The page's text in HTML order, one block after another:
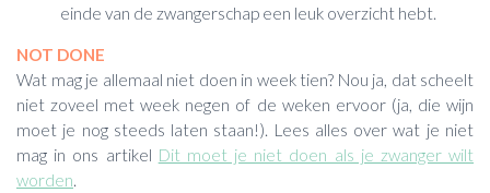
einde van de zwangerschap een leuk overzicht hebt.
NOT DONE
Wat mag je allemaal niet doen in week tien? Nou ja, dat scheelt
niet zoveel met week negen of de weken ervoor (ja, die wijn
moet je nog steeds laten staan!). Lees alles over wat je niet
mag in ons artikel Dit moet je niet doen als je zwanger wilt
worden.